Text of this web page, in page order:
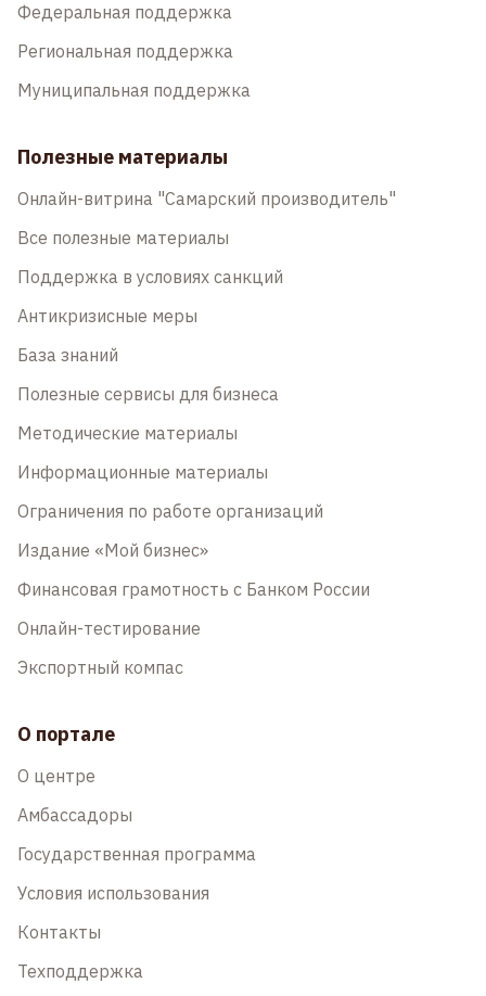
Федеральная поддержка
Региональная поддержка
Муниципальная поддержка
Полезные материалы
Онлайн-витрина "Самарский производитель"
Все полезные материалы
Поддержка в условиях санкций
Антикризисные меры
База знаний
Полезные сервисы для бизнеса
Методические материалы
Информационные материалы
Ограничения по работе организаций
Издание «Мой бизнес»
Финансовая грамотность с Банком России
Онлайн-тестирование
Экспортный компас
О портале
О центре
Амбассадоры
Государственная программа
Условия использования
Контакты
Техподдержка